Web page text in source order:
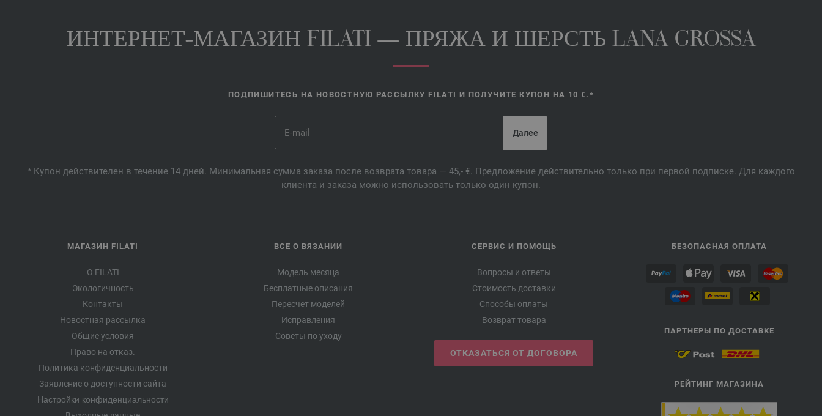
ИНТЕРНЕТ-МАГАЗИН FILATI — ПРЯЖА И ШЕРСТЬ LANA GROSSA
ПОДПИШИТЕСЬ НА НОВОСТНУЮ РАССЫЛКУ FILATI И ПОЛУЧИТЕ КУПОН НА 10 €.*
* Купон действителен в течение 14 дней. Минимальная сумма заказа после возврата товара — 45,- €. Предложение действительно только при первой подписке. Для каждого
клиента и заказа можно использовать только один купон.
МАГАЗИН FILATI
О FILATI
Экологичность
Контакты
Новостная рассылка
Общие условия
Право на отказ.
Политика конфиденциальности
Заявление о доступности сайта
Настройки конфиденциальности
ВСЕ О ВЯЗАНИИ
Модель месяца
Бесплатные описания
Пересчет моделей
Исправления
Советы по уходу
СЕРВИС И ПОМОЩЬ
Вопросы и ответы
Стоимость доставки
Способы оплаты
Возврат товара
ОТКАЗАТЬСЯ ОТ ДОГОВОРА
БЕЗОПАСНАЯ ОПЛАТА
ПАРТНЕРЫ ПО ДОСТАВКЕ
РЕЙТИНГ МАГАЗИНА